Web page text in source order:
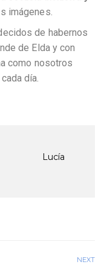
imágenes.
de habernos
de Elda y con
como nosotros
día.
Lucía
NEXT